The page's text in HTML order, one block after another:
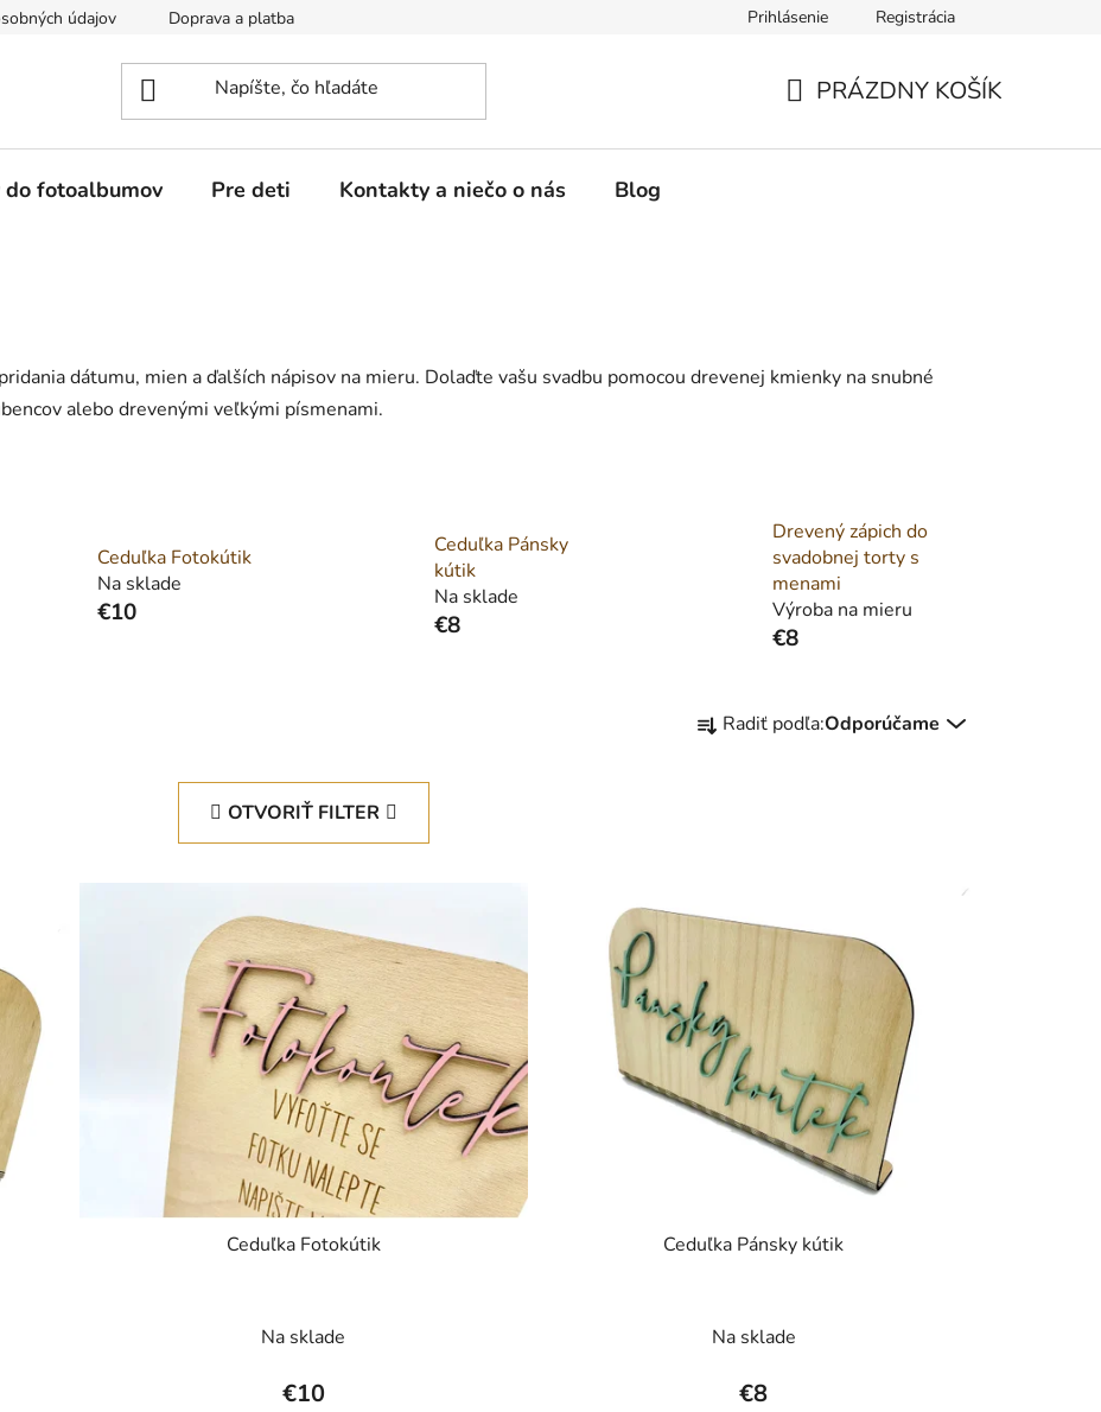
údajov Doprava a platba Prihlásenie Registrácia
PRÁZDNY KOŠÍK
fotoalbumov Pre deti Kontakty a niečo o nás Blog
dátumu, mien a ďalších nápisov na mieru. Dolaďte vašu svadbu pomocou drevenej kmienky na snubné
alebo drevenými veľkými písmenami.
Ceduľka Fotokútik
Na sklade
€10
Ceduľka Pánsky
kútik
Na sklade
€8
Drevený zápich do
svadobnej torty s
menami
Výroba na mieru
€8
a
p
o
d
u
k
t
Radiť podľa:Odporúčame
OTVORIŤ FILTER
Ceduľka Fotokútik
Na sklade
€10
Ceduľka Pánsky kútik
Na sklade
€8